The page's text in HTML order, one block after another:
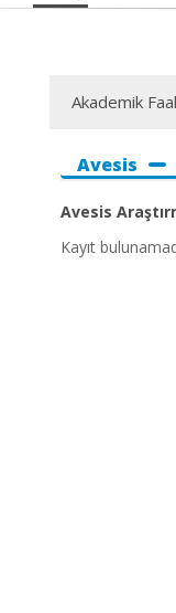
Akademik
Avesis
Avesis
Kayıt